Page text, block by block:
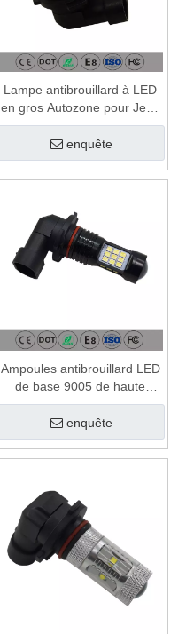
Lampe antibrouillard à LED
en gros Autozone pour Jeep
Honda
enquête
Ampoules antibrouillard LED
de base 9005 de haute
qualité pour RAM 1500
enquête